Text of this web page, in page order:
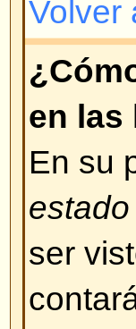
pide
abusen
Volver
¡Me
Lo más
de